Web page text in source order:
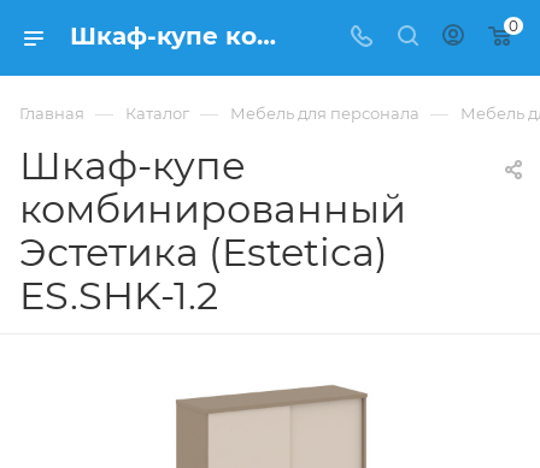
Шкаф-купе комбинированный Эстетика (Estetica) ES.SHK-1.2 купить в Москве, цена 50 904 ₽. - интернет-магазин ФРАНКОМ 0
Главная — Каталог — Мебель для персонала — Мебель
Шкаф-купе
комбинированный
Эстетика (Estetica)
ES.SHK-1.2